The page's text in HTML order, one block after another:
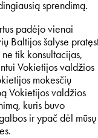
sprendimą.
padėjo vienai
Baltijos šalyse
tik konsultacijas,
Vokietijos valdžios
mokesčių
Vokietijos valdžios
kuris buvo
ir ypač dėl mūsų